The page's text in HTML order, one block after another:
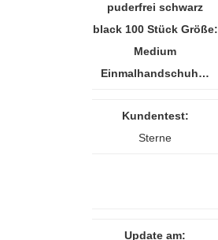
puderfrei schwarz
black 100 Stück Größe:
Medium
Einmalhandschuh…
Kundentest:
Sterne
Update am: